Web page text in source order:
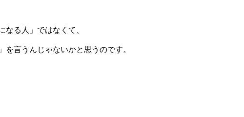
る人」ではなくて、
言うんじゃないかと思うのです。